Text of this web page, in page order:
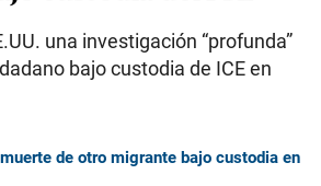
una investigación “profunda”
bajo custodia de ICE en
de otro migrante bajo custodia en